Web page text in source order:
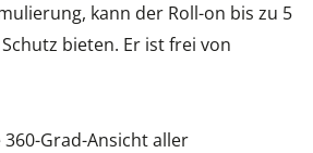
kann der Roll-on bis zu 5
bieten. Er ist frei von
Grad-Ansicht aller